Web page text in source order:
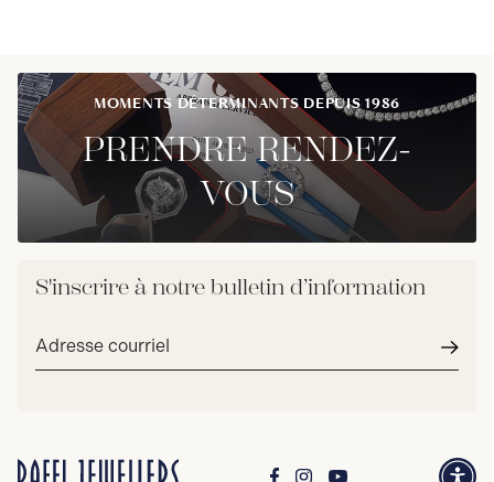
MOMENTS DÉTERMINANTS DEPUIS 1986
PRENDRE RENDEZ-
VOUS
S'inscrire à notre bulletin d’information
Adresse
courriel*